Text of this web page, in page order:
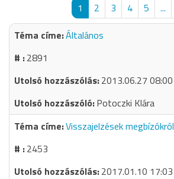
1 2 3 4 5 ...
Általános
2891
2013.06.27 08:00
Potoczki Klára
Visszajelzések megbízókról
2453
2017.01.10 17:03